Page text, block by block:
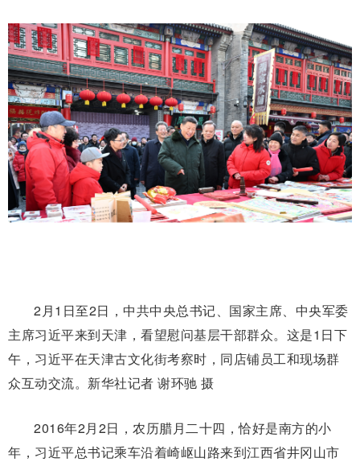
2月1日至2日，中共中央总书记、国家主席、中央军委
主席习近平来到天津，看望慰问基层干部群众。这是1日下
午，习近平在天津古文化街考察时，同店铺员工和现场群
众互动交流。新华社记者 谢环驰 摄
2016年2月2日，农历腊月二十四，恰好是南方的小
年，习近平总书记乘车沿着崎岖山路来到江西省井冈山市